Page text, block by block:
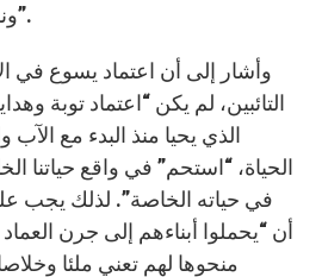
ونمنح ملء الحياة بالعماد”.
وأشار إلى أن اعتماد يسوع في
التائبين، لم يكن “اعتماد توبة
الذي يحيا منذ البدء مع
الحياة، “استحم” في واقع حياتنا
في حياته الخاصة”. لذلك يجب
أن “يحملوا أبناءهم إلى جرن
منحوها لهم تعني ملئا